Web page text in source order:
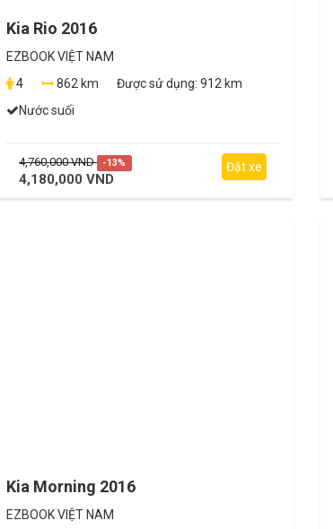
Kia Rio 2016
EZBOOK VIỆT NAM
4
862 km Được sử dụng: 912 km
Nước suối
4,760,000 VND -13%
4,180,000 VND
Đặt xe
Kia Morning 2016
EZBOOK VIỆT NAM